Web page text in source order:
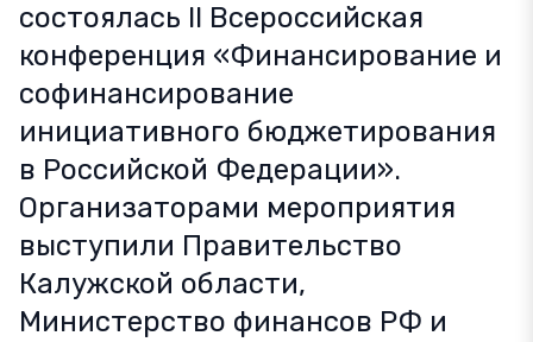
состоялась II Всероссийская
конференция «Финансирование и
софинансирование
инициативного бюджетирования
в Российской Федерации».
Организаторами мероприятия
выступили Правительство
Калужской области,
Министерство финансов РФ и